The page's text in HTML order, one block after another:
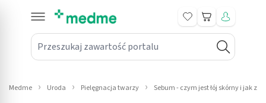
Przeszukaj zawartość portalu
Koszyk
submenu: Leki na receptę
Medme Uroda Pielęgnacja twarzy Sebum - czym jest łój skórny i jak